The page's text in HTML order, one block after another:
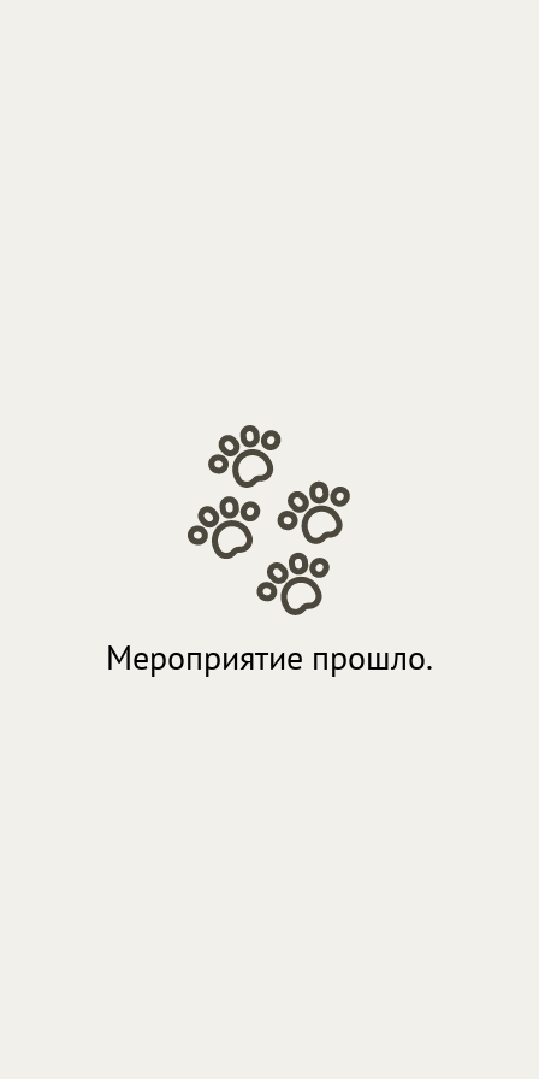
Мероприятие прошло.